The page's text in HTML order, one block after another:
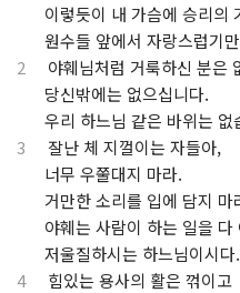
이렇듯이 내 가슴에 승리의
원수들 앞에서 자랑스럽기
2 야훼님처럼 거룩하신 분은
당신밖에는 없으십니다.
우리 하느님 같은 바위는 없
3 잘난 체 지껄이는 자들아,
너무 우쭐대지 마라.
거만한 소리를 입에 담지 마
야훼는 사람이 하는 일을
저울질하시는 하느님이시다.
4힘있는 용사의 활은 꺾이고